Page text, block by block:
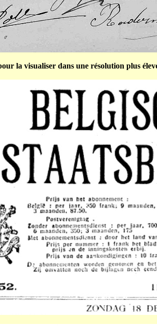
la visualiser dans une résolution plus